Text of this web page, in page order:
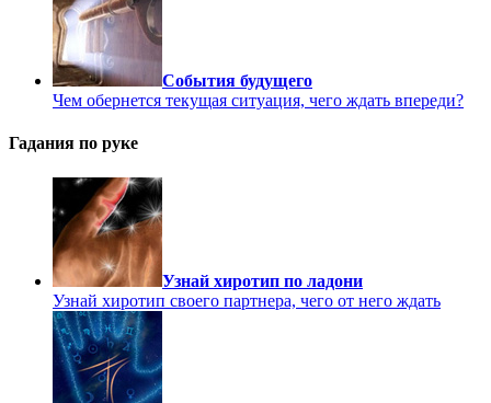
События будущего
Чем обернется текущая ситуация, чего ждать впереди?
Гадания по руке
Узнай хиротип по ладони
Узнай хиротип своего партнера, чего от него ждать